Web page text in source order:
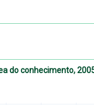
do conhecimento,